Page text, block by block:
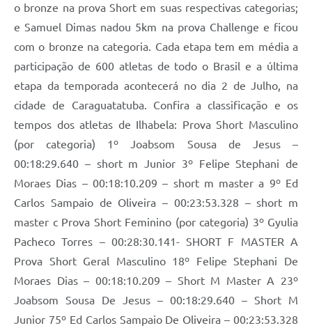
o bronze na prova Short em suas respectivas categorias;
e Samuel Dimas nadou 5km na prova Challenge e ficou
com o bronze na categoria. Cada etapa tem em média a
participação de 600 atletas de todo o Brasil e a última
etapa da temporada acontecerá no dia 2 de Julho, na
cidade de Caraguatatuba. Confira a classificação e os
tempos dos atletas de Ilhabela: Prova Short Masculino
(por categoria) 1º Joabsom Sousa de Jesus –
00:18:29.640 – short m Junior 3º Felipe Stephani de
Moraes Dias – 00:18:10.209 – short m master a 9º Ed
Carlos Sampaio de Oliveira – 00:23:53.328 – short m
master c Prova Short Feminino (por categoria) 3º Gyulia
Pacheco Torres – 00:28:30.141- SHORT F MASTER A
Prova Short Geral Masculino 18º Felipe Stephani De
Moraes Dias – 00:18:10.209 – Short M Master A 23º
Joabsom Sousa De Jesus – 00:18:29.640 – Short M
Junior 75º Ed Carlos Sampaio De Oliveira – 00:23:53.328